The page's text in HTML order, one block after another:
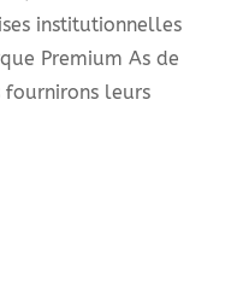
institutionnelles
Premium As de
fournirons leurs